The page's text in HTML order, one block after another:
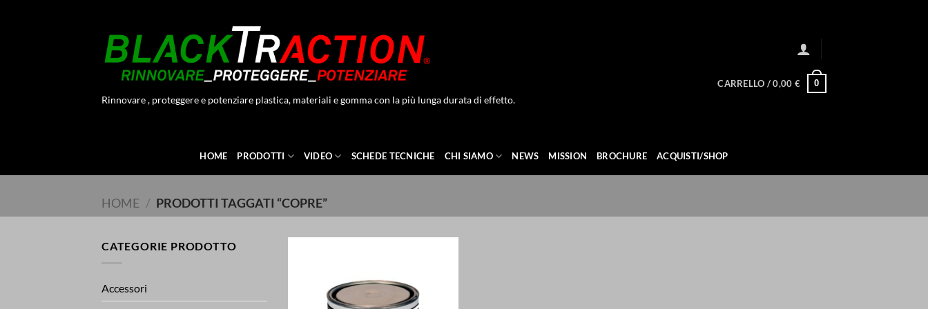
Rinnovare , proteggere e potenziare plastica, materiali e gomma con la più lunga durata di effetto.
CARRELLO /0,00 € 0
HOME PRODOTTI VIDEO SCHEDE TECNICHE CHI SIAMO NEWS MISSION BROCHURE ACQUISTI/SHOP
HOME / PRODOTTI TAGGATI “COPRE”
CATEGORIE PRODOTTO
Accessori